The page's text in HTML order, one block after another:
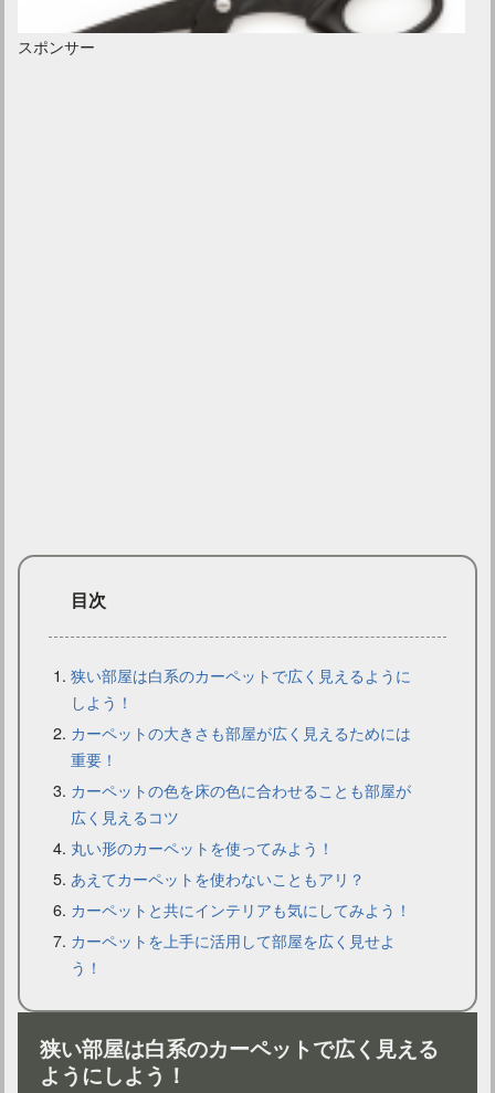
カーペットにグレーを選ぶ！インテリアコーディネートのコツ
プロの手でカーペットが美しく！クリーニング代の相場は？
スポンサー
目次
狭い部屋は白系のカーペットで広く見えるように
しよう！
カーペットの大きさも部屋が広く見えるためには
重要！
カーペットの色を床の色に合わせることも部屋が
広く見えるコツ
丸い形のカーペットを使ってみよう！
あえてカーペットを使わないこともアリ？
カーペットと共にインテリアも気にしてみよう！
カーペットを上手に活用して部屋を広く見せよ
う！
狭い部屋は白系のカーペットで広く見える
ようにしよう！